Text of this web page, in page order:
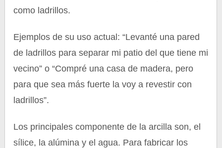
como ladrillos.
Ejemplos de su uso actual: “Levanté una pared
de ladrillos para separar mi patio del que tiene mi
vecino” o “Compré una casa de madera, pero
para que sea más fuerte la voy a revestir con
ladrillos”.
Los principales componente de la arcilla son, el
sílice, la alúmina y el agua. Para fabricar los